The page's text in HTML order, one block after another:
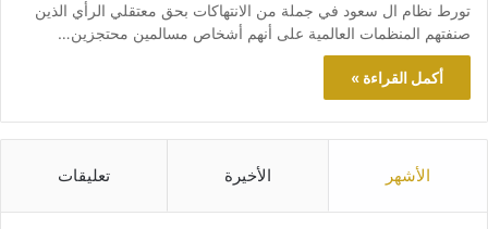
تورط نظام ال سعود في جملة من الانتهاكات بحق معتقلي الرأي الذين
صنفتهم المنظمات العالمية على أنهم أشخاص مسالمين محتجزين…
أكمل القراءة »
الأشهر الأخيرة تعليقات